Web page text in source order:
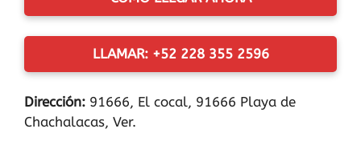
LLAMAR: +52 228 355 2596
Dirección: 91666, El cocal, 91666 Playa de
Chachalacas, Ver.